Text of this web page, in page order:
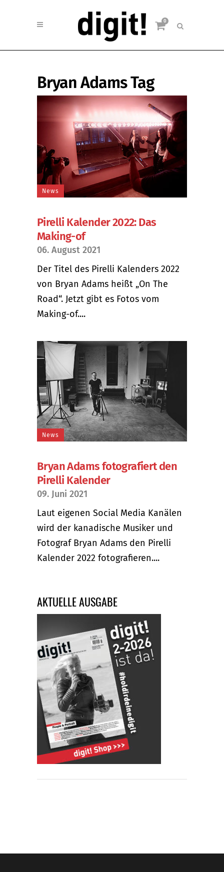
0
Bryan Adams Tag
News
Pirelli Kalender 2022: Das
Making-of
06. August 2021
Der Titel des Pirelli Kalenders 2022
von Bryan Adams heißt „On The
Road“. Jetzt gibt es Fotos vom
Making-of....
News
Bryan Adams fotografiert den
Pirelli Kalender
09. Juni 2021
Laut eigenen Social Media Kanälen
wird der kanadische Musiker und
Fotograf Bryan Adams den Pirelli
Kalender 2022 fotografieren....
AKTUELLE AUSGABE